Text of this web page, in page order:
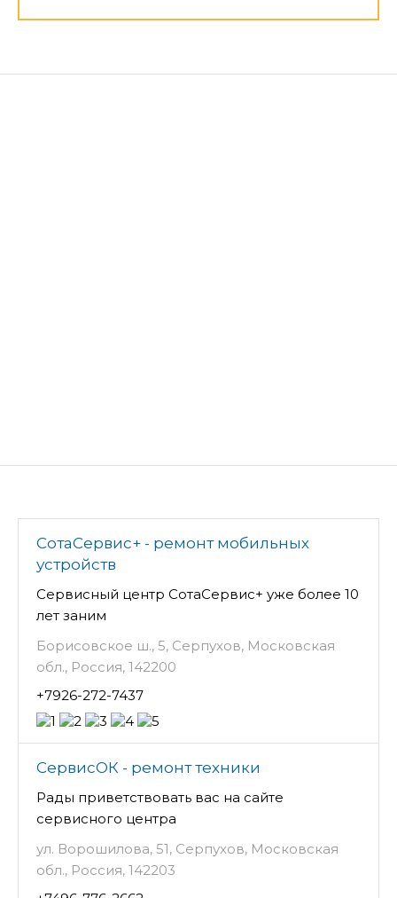
СотаСервис+ - ремонт мобильных
устройств
Сервисный центр СотаСервис+ уже более 10
лет заним
Борисовское ш., 5, Серпухов, Московская
обл., Россия, 142200
+7926-272-7437
СервисОК - ремонт техники
Рады приветствовать вас на сайте
сервисного центра
ул. Ворошилова, 51, Серпухов, Московская
обл., Россия, 142203